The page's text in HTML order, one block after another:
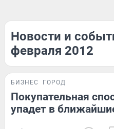
Новости и
февраля 2012
БИЗНЕС ГОРОД
Покупательная
упадет в